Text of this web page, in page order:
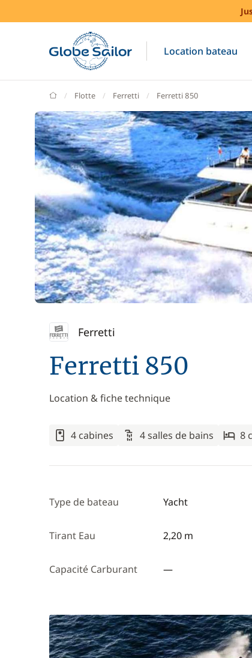
Location bateau
GlobeSailor
Flotte Ferretti Ferretti 850
Ferretti
Ferretti 850
Location & fiche technique
4 cabines 4 salles de bains 8
Type de bateau Yacht
Tirant Eau 2,20 m
Capacité Carburant —